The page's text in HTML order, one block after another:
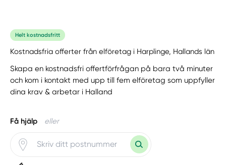
Helt kostnadsfritt
Kostnadsfria offerter från elföretag i Harplinge, Hallands län
Skapa en kostnadsfri offertförfrågan på bara två minuter
och kom i kontakt med upp till fem elföretag som uppfyller
dina krav & arbetar i Halland
Få hjälp eller